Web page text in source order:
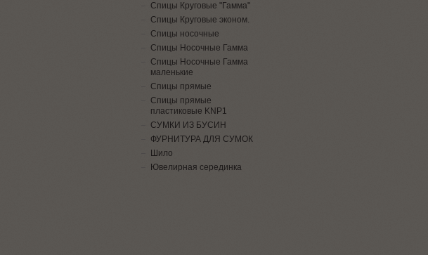
Спицы Круговые "Гамма"
Спицы Круговые эконом.
Спицы носочные
Спицы Носочные Гамма
Спицы Носочные Гамма
маленькие
Спицы прямые
Спицы прямые
пластиковые KNP1
СУМКИ ИЗ БУСИН
ФУРНИТУРА ДЛЯ СУМОК
Шило
Ювелирная серединка